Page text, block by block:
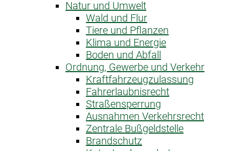
Natur und Umwelt
Wald und Flur
Tiere und Pflanzen
Klima und Energie
Boden und Abfall
Ordnung, Gewerbe und Verkehr
Kraftfahrzeug­zulassung
Fahrerlaubnis­recht
Straßensperrung
Ausnahme­n Verkehrsrecht
Zentrale Bußgeldstelle
Brandschutz